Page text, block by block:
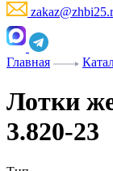
Главная
Лотки
3.820-23